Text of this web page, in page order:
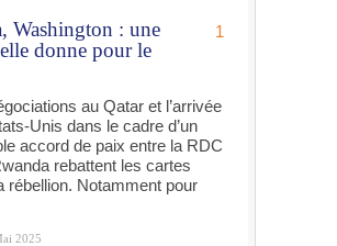
Washington : une
donne pour le
1
au Qatar et l’arrivée
Unis dans le cadre d’un
accord de paix entre la RDC
rebattent les cartes
rébellion. Notamment pour
2025